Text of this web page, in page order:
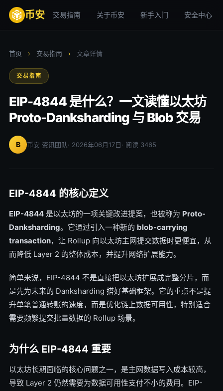
币安 交易指南 关于币安 新手入门 安全中心
首页 › 交易指南 › 文章详情
交易指南
EIP-4844 是什么？一文读懂以太坊
Proto-Danksharding 与 Blob 交易
B 币安 资讯团队· 2026年06月17日· 阅读 3465
EIP-4844 的核心定义
EIP-4844 是以太坊的一项关键改进提案，也被称为 Proto-
Danksharding。它通过引入一种新的 blob-carrying
transaction，让 Rollup 向以太坊主网提交数据时更便宜，从
而降低 Layer 2 的整体成本，并提升网络扩展能力。
简单来说，EIP-4844 不是直接把以太坊扩展成完整分片，而
是先为未来的 Danksharding 搭好基础框架。它的重点不是提
升单笔普通转账的速度，而是优化链上数据可用性，特别适合
需要频繁提交批量数据的 Rollup 场景。
为什么 EIP-4844 重要
以太坊长期面临的核心问题之一，是主网数据写入成本较高，
导致 Layer 2 仍然需要为数据可用性支付不小的费用。EIP-